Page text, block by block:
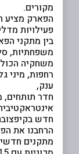
מקורים.
הפארק מציע
פעילויות
בין מתקני
משפחתיות,
משחקיה
רחפות, מיני
ענק,
חדר תותחים,
חדש
מתקנים